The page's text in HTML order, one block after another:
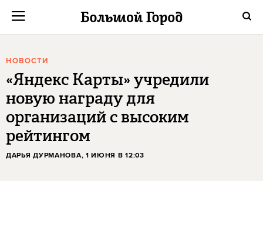
НОВОСТИ
«Яндекс Карты» учредили
новую награду для
организаций с высоким
рейтингом
ДАРЬЯ ДУРМАНОВА, 1 ИЮНЯ В 12:03